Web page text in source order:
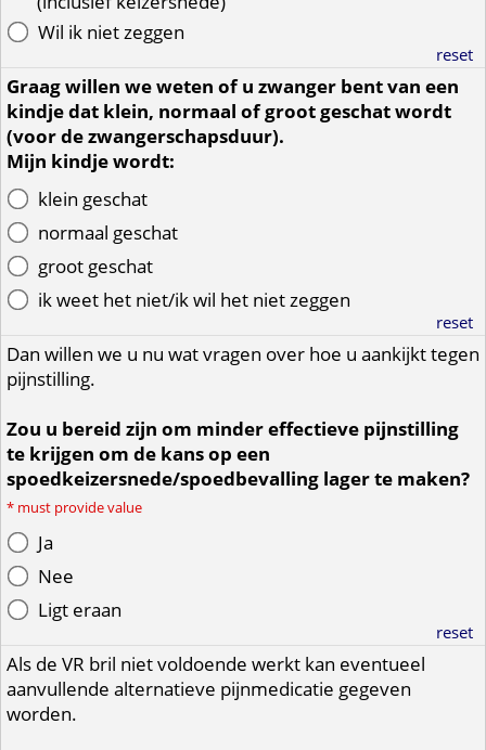
Wil ik niet zeggen
reset
Graag willen we weten of u zwanger bent van een
kindje dat klein, normaal of groot geschat wordt
(voor de zwangerschapsduur).
Mijn kindje wordt:
klein geschat
normaal geschat
groot geschat
ik weet het niet/ik wil het niet zeggen
reset
Dan willen we u nu wat vragen over hoe u aankijkt tegen
pijnstilling.
Zou u bereid zijn om minder effectieve pijnstilling
te krijgen om de kans op een
spoedkeizersnede/spoedbevalling lager te maken?
* must provide value
Ja
Nee
Ligt eraan
reset
Als de VR bril niet voldoende werkt kan eventueel
aanvullende alternatieve pijnmedicatie gegeven
worden.